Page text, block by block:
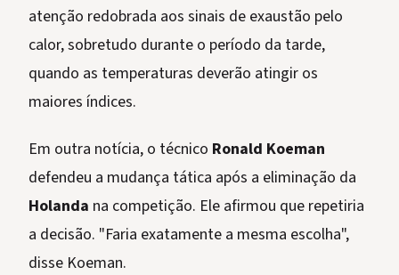
atenção redobrada aos sinais de exaustão pelo
calor, sobretudo durante o período da tarde,
quando as temperaturas deverão atingir os
maiores índices.
Em outra notícia, o técnico Ronald Koeman
defendeu a mudança tática após a eliminação da
Holanda na competição. Ele afirmou que repetiria
a decisão. "Faria exatamente a mesma escolha",
disse Koeman.